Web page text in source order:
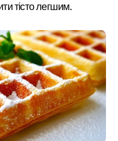
тісто легшим.